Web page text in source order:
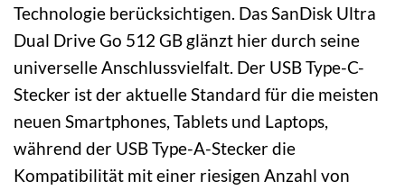
Technologie berücksichtigen. Das SanDisk Ultra
Dual Drive Go 512 GB glänzt hier durch seine
universelle Anschlussvielfalt. Der USB Type-C-
Stecker ist der aktuelle Standard für die meisten
neuen Smartphones, Tablets und Laptops,
während der USB Type-A-Stecker die
Kompatibilität mit einer riesigen Anzahl von